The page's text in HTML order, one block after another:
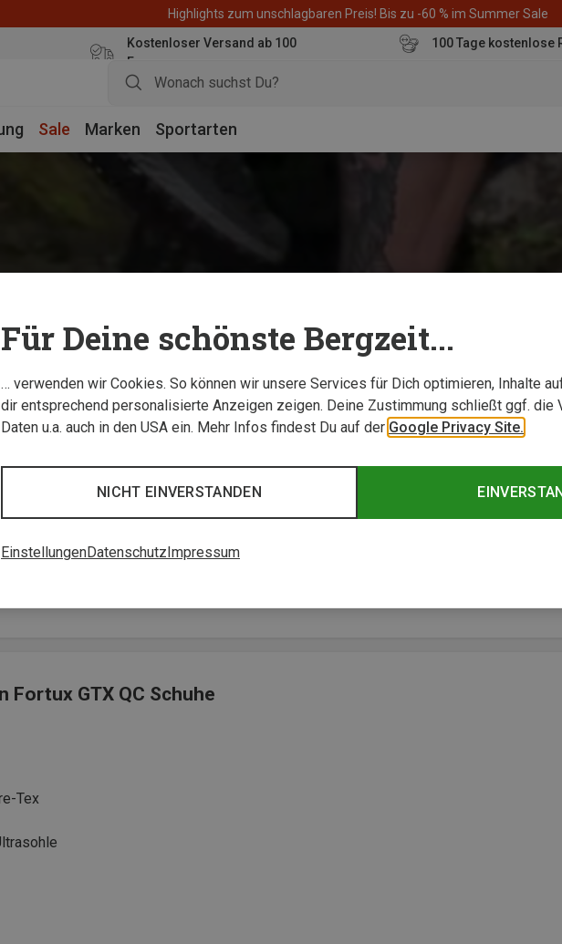
Highlights zum unschlagbaren Preis! Bis zu -60 % im Summer Sale
Kostenloser Versand ab 100
Euro
100 Tage kostenlose
Sale Marken Sportarten
& Produkttester
die auf anspruchsvollen Trails unterwegs sind"
Fortux GTX QC Schuhe
Tex
Für Deine schönste Bergzeit...
… verwenden wir Cookies. So können wir unsere Services für Dich optimieren, Inhalte
dir entsprechend personalisierte Anzeigen zeigen. Deine Zustimmung schließt ggf. die
Daten u.a. auch in den USA ein. Mehr Infos findest Du auf der Google Privacy Site.
NICHT EINVERSTANDEN
EinstellungenDatenschutzImpressum